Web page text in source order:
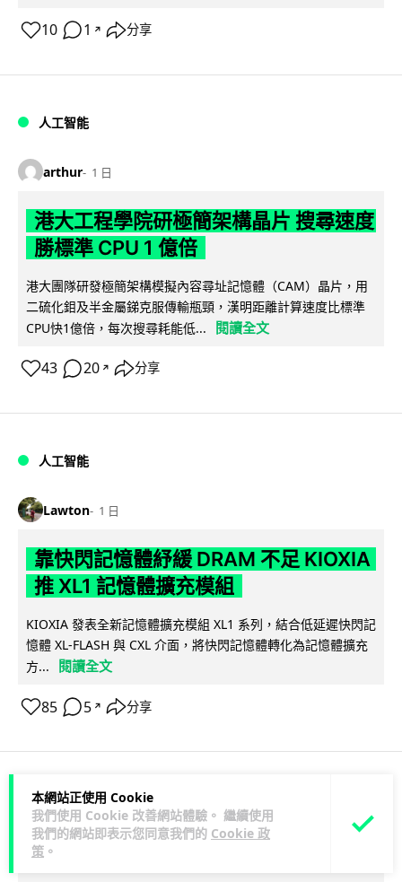
本網站正使用 Cookie
我們使用 Cookie 改善網站體驗。 繼續使用
我們的網站即表示您同意我們的 Cookie 政
策 。
10 1 ↗ 分享
人工智能
arthur 1 日
港大工程學院研極簡架構晶片 搜尋速度
勝標準 CPU 1 億倍
港大團隊研發極簡架構模擬內容尋址記憶體（CAM）晶片，用
二硫化鉬及半金屬銻克服傳輸瓶頸，漢明距離計算速度比標準
CPU快1億倍，每次搜尋耗能低...
閱讀全文
43 20 ↗ 分享
人工智能
Lawton 1 日
靠快閃記憶體紓緩 DRAM 不足 KIOXIA
推 XL1 記憶體擴充模組
KIOXIA 發表全新記憶體擴充模組 XL1 系列，結合低延遲快閃記
憶體 XL-FLASH 與 CXL 介面，將快閃記憶體轉化為記憶體擴充
方...
閱讀全文
85 5 ↗ 分享
商業科技 資訊保安
Lawton